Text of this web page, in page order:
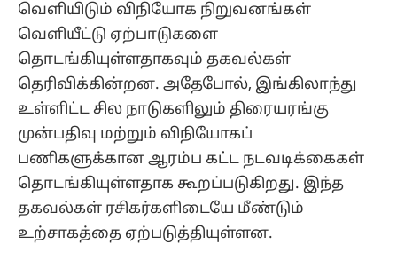
வெளியிடும் விநியோக நிறுவனங்கள்
வெளியீட்டு ஏற்பாடுகளை
தொடங்கியுள்ளதாகவும் தகவல்கள்
தெரிவிக்கின்றன. அதேபோல், இங்கிலாந்து
உள்ளிட்ட சில நாடுகளிலும் திரையரங்கு
முன்பதிவு மற்றும் விநியோகப்
பணிகளுக்கான ஆரம்ப கட்ட நடவடிக்கைகள்
தொடங்கியுள்ளதாக கூறப்படுகிறது. இந்த
தகவல்கள் ரசிகர்களிடையே மீண்டும்
உற்சாகத்தை ஏற்படுத்தியுள்ளன.